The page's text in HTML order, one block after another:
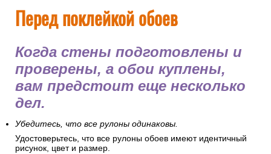
Перед поклейкой обоев
Когда стены подготовлены и
проверены, а обои куплены,
вам предстоит еще несколько
дел.
Убедитесь, что все рулоны одинаковы.
Удостоверьтесь, что все рулоны обоев имеют идентичный
рисунок, цвет и размер.